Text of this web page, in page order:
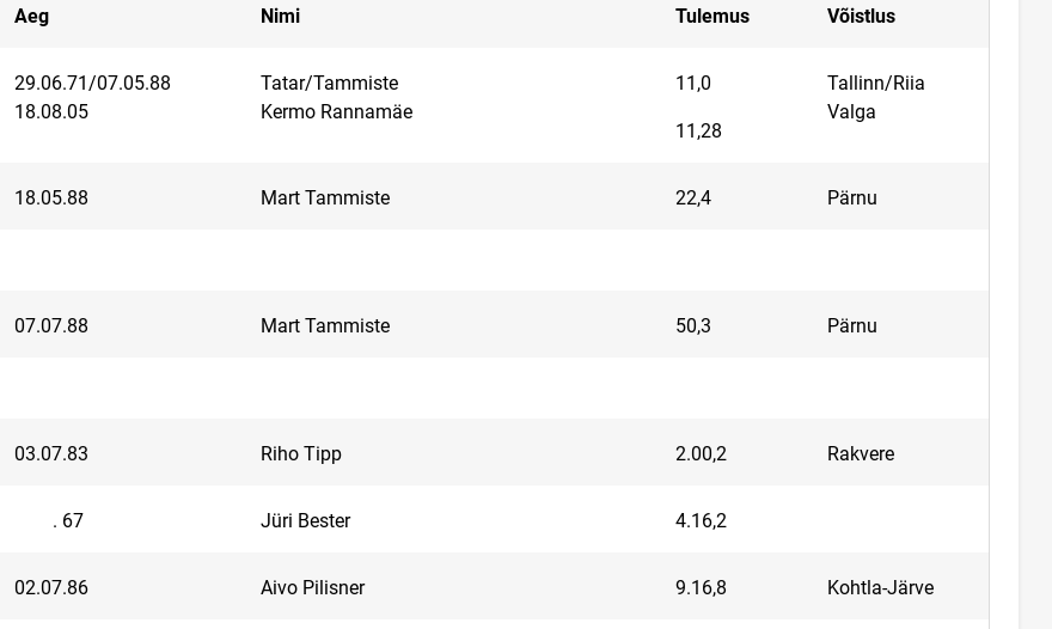
Aeg Nimi Tulemus Võistlus
29.06.71/07.05.88
18.08.05
Tatar/Tammiste
Kermo Rannamäe
11,0
11,28
Tallinn/Riia
Valga
18.05.88 Mart Tammiste 22,4 Pärnu
07.07.88 Mart Tammiste 50,3 Pärnu
03.07.83 Riho Tipp 2.00,2 Rakvere
. 67 Jüri Bester 4.16,2
02.07.86 Aivo Pilisner 9.16,8 Kohtla-Järve